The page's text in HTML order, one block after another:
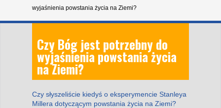
wyjaśnienia powstania życia na Ziemi?
Czy Bóg jest potrzebny do
wyjaśnienia powstania życia
na Ziemi?
Czy słyszeliście kiedyś o eksperymencie Stanleya
Millera dotyczącym powstania życia na Ziemi?